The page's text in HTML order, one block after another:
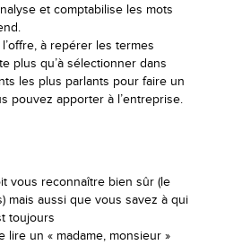
et comptabilise les mots
à repérer les termes
plus qu’à sélectionner dans
les plus parlants pour faire un
pouvez apporter à l’entreprise.
vous reconnaître bien sûr (le
mais aussi que vous savez à qui
toujours
lire un « madame, monsieur »